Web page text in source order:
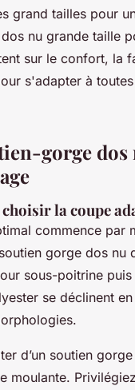
grand tailles pour
nu grande taille
sur le confort, la
s'adapter à
gorge dos
la coupe
commence par
gorge dos nu
sous-poitrine
se déclinent
d’un soutien
moulante.